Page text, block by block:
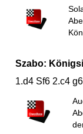
Szabo:
1.d4 Sf6 2.c4